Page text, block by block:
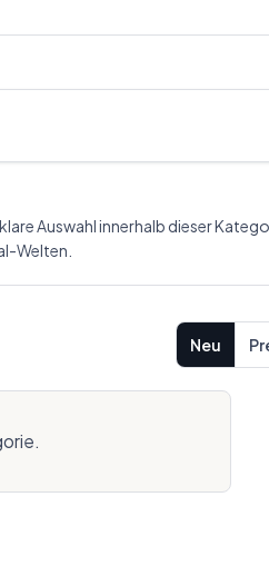
Auswahl innerhalb dieser
Welten.
Neu